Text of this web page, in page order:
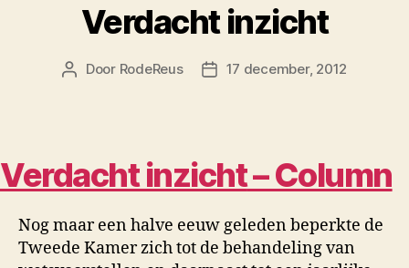
Verdacht inzicht
Berichtauteur
Door RodeReus Berichtdatum
17 december, 2012
Verdacht inzicht– Column
Nog maar een halve eeuw geleden beperkte de
Tweede Kamer zich tot de behandeling van